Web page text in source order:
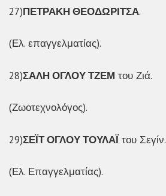
27)ΠΕΤΡΑΚΗ ΘΕΟΔΩΡΙΤΣΑ.
(Ελ. επαγγελματίας).
28)ΣΑΛΗ ΟΓΛΟΥ ΤΖΕΜ του Ζιά.
(Ζωοτεχνολόγος).
29)ΣΕΪΤ ΟΓΛΟΥ ΤΟΥΛΑΪ του Σεγίν.
(Ελ. Επαγγελματίας).